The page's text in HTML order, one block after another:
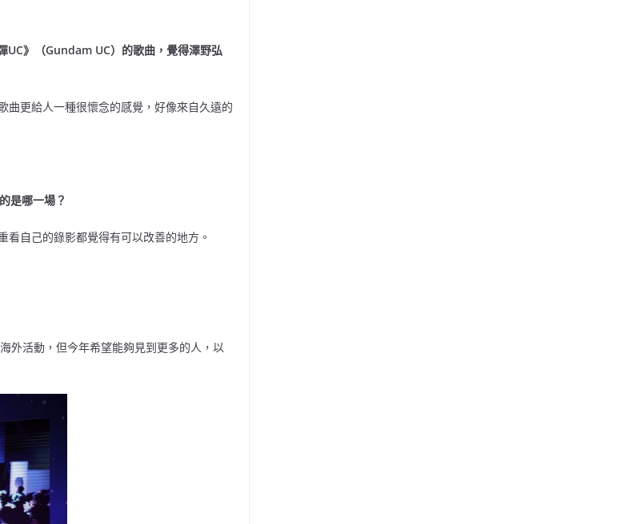
》（Gundam UC）的歌曲，覺得澤野弘
曲更給人一種很懷念的感覺，好像來自久遠的
是哪一場？
自己的錄影都覺得有可以改善的地方。
外活動，但今年希望能夠見到更多的人，以